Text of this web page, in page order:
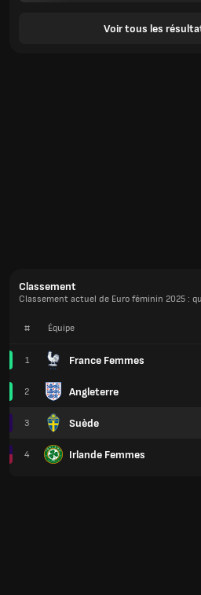
Voir tous les
Classement
Classement actuel de Euro féminin 2025 :
# Équipe
1 France Femmes
2 Angleterre
3 Suède
4 Irlande Femmes